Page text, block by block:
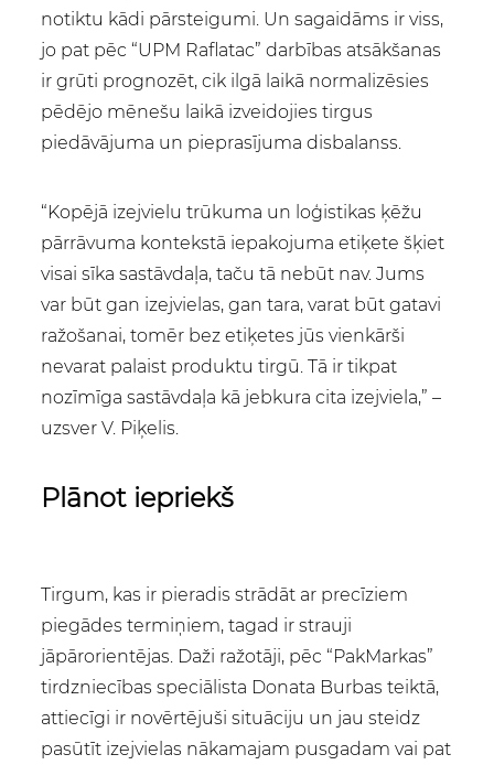
notiktu kādi pārsteigumi. Un sagaidāms ir viss,
jo pat pēc “UPM Raflatac” darbības atsākšanas
ir grūti prognozēt, cik ilgā laikā normalizēsies
pēdējo mēnešu laikā izveidojies tirgus
piedāvājuma un pieprasījuma disbalanss.
“Kopējā izejvielu trūkuma un loģistikas ķēžu
pārrāvuma kontekstā iepakojuma etiķete šķiet
visai sīka sastāvdaļa, taču tā nebūt nav. Jums
var būt gan izejvielas, gan tara, varat būt gatavi
ražošanai, tomēr bez etiķetes jūs vienkārši
nevarat palaist produktu tirgū. Tā ir tikpat
nozīmīga sastāvdaļa kā jebkura cita izejviela,” –
uzsver V. Piķelis.
Plānot iepriekš
Tirgum, kas ir pieradis strādāt ar precīziem
piegādes termiņiem, tagad ir strauji
jāpārorientējas. Daži ražotāji, pēc “PakMarkas”
tirdzniecības speciālista Donata Burbas teiktā,
attiecīgi ir novērtējuši situāciju un jau steidz
pasūtīt izejvielas nākamajam pusgadam vai pat